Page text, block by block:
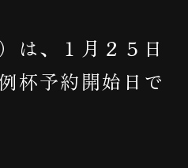
は、１月２５日
杯予約開始日で